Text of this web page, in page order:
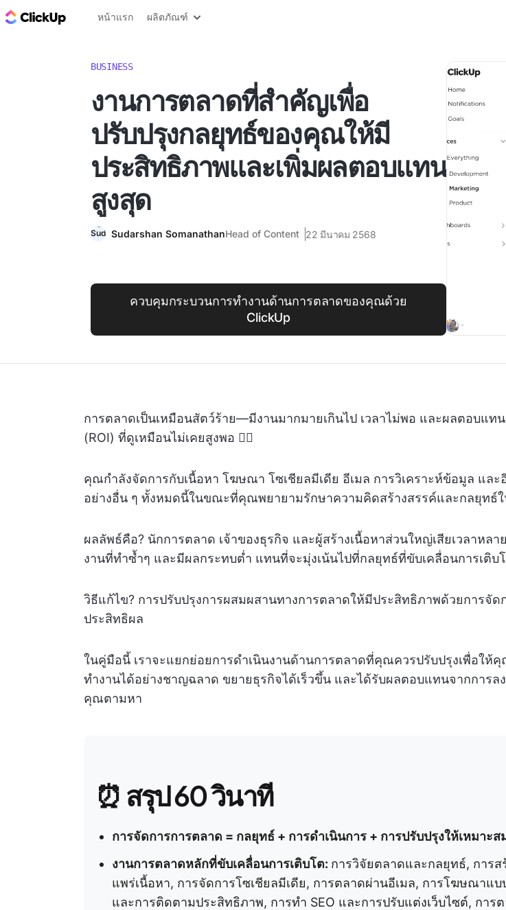
บล็อก ClickUp
หน้าแรก ผลิตภัณฑ์
BUSINESS
งานการตลาดที่สำคัญเพื่อ
ปรับปรุงกลยุทธ์ของคุณให้มี
ประสิทธิภาพและเพิ่มผลตอบแทน
สูงสุด
Sudarshan SomanathanHead of Content 22 มีนาคม 2568
ควบคุมกระบวนการทำงานด้านการตลาดของคุณด้วย
ClickUp
การตลาดเป็นเหมือนสัตว์ร้าย—มีงานมากมายเกินไป เวลาไม่พอ และผลตอบแท
(ROI) ที่ดูเหมือนไม่เคยสูงพอ 😵‍💫
คุณกำลังจัดการกับเนื้อหา โฆษณา โซเชียลมีเดีย อีเมล การวิเคราะห์ข้อมูล แล
อย่างอื่น ๆ ทั้งหมดนี้ในขณะที่คุณพยายามรักษาความคิดสร้างสรรค์และกลยุทธ์
ผลลัพธ์คือ? นักการตลาด เจ้าของธุรกิจ และผู้สร้างเนื้อหาส่วนใหญ่เสียเวลาหลา
งานที่ทำซ้ำๆ และมีผลกระทบต่ำ แทนที่จะมุ่งเน้นไปที่กลยุทธ์ที่ขับเคลื่อนการเติบ
วิธีแก้ไข? การปรับปรุงการผสมผสานทางการตลาดให้มีประสิทธิภาพด้วยการจัด
ประสิทธิผล
ในคู่มือนี้ เราจะแยกย่อยการดำเนินงานด้านการตลาดที่คุณควรปรับปรุงเพื่อให้
ทำงานได้อย่างชาญฉลาด ขยายธุรกิจได้เร็วขึ้น และได้รับผลตอบแทนจากการล
คุณตามหา
⏰ สรุป 60 วินาที
การจัดการการตลาด = กลยุทธ์ + การดำเนินการ + การปรับปรุงให้เหมาะส
งานการตลาดหลักที่ขับเคลื่อนการเติบโต: การวิจัยตลาดและกลยุทธ์, การส
แพร่เนื้อหา, การจัดการโซเชียลมีเดีย, การตลาดผ่านอีเมล, การโฆษณาแบ
และการติดตามประสิทธิภาพ, การทำ SEO และการปรับแต่งเว็บไซต์, การ